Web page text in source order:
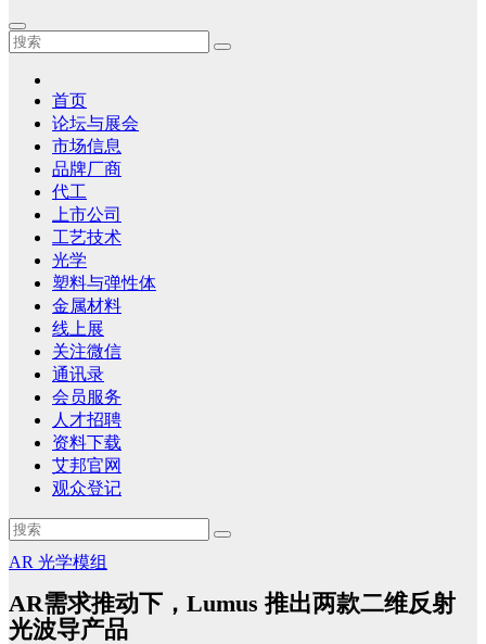
首页
论坛与展会
市场信息
品牌厂商
代工
上市公司
工艺技术
光学
塑料与弹性体
金属材料
线上展
关注微信
通讯录
会员服务
人才招聘
资料下载
艾邦官网
观众登记
AR 光学模组
AR需求推动下，Lumus 推出两款二维反射
光波导产品